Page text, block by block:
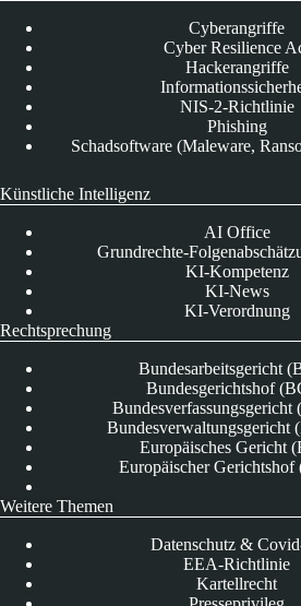
Cyberangriffe
Cyber Resilience
Hackerangriffe
NIS-2-Richtlinie
Phishing
Schadsoftware (Maleware,
Künstliche Intelligenz
AI Office
Grundrechte-
KI-Kompetenz
KI-News
KI-Verordnung
Rechtsprechung
Bundesarbeitsgericht
Bundesgerichtshof
Bundesverfassungsgericht
Bundesverwaltungsgericht
Europäisches Gericht
Europäischer
Weitere Themen
Datenschutz &
EEA-Richtlinie
Kartellrecht